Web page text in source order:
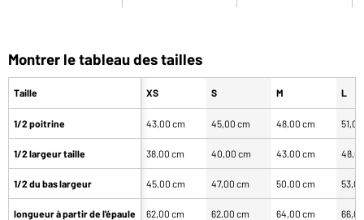
Montrer le tableau des tailles
Taille
1/2 poitrine
1/2 largeur taille
1/2 du bas largeur
longueur à partir de l'épaule
XS S M L
43,00 cm 45,00 cm 48,00 cm
38,00 cm 40,00 cm 43,00 cm
45,00 cm 47,00 cm 50,00 cm
62,00 cm 62,00 cm 64,00 cm